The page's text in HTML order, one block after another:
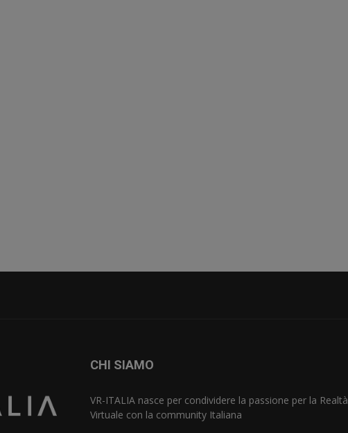
CHI SIAMO
VR-ITALIA nasce per condividere la passione per la Realtà
Virtuale con la community Italiana